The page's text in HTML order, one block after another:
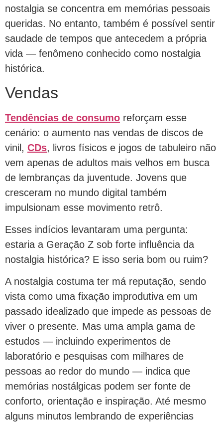
nostalgia se concentra em memórias pessoais
queridas. No entanto, também é possível sentir
saudade de tempos que antecedem a própria
vida — fenômeno conhecido como nostalgia
histórica.
Vendas
Tendências de consumo reforçam esse
cenário: o aumento nas vendas de discos de
vinil, CDs, livros físicos e jogos de tabuleiro não
vem apenas de adultos mais velhos em busca
de lembranças da juventude. Jovens que
cresceram no mundo digital também
impulsionam esse movimento retrô.
Esses indícios levantaram uma pergunta:
estaria a Geração Z sob forte influência da
nostalgia histórica? E isso seria bom ou ruim?
A nostalgia costuma ter má reputação, sendo
vista como uma fixação improdutiva em um
passado idealizado que impede as pessoas de
viver o presente. Mas uma ampla gama de
estudos — incluindo experimentos de
laboratório e pesquisas com milhares de
pessoas ao redor do mundo — indica que
memórias nostálgicas podem ser fonte de
conforto, orientação e inspiração. Até mesmo
alguns minutos lembrando de experiências